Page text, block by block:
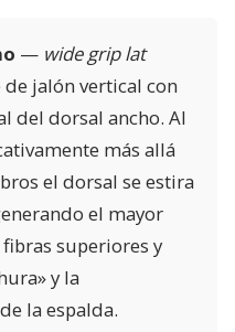
— wide grip lat
jalón vertical con
del dorsal ancho. Al
más allá
el dorsal se estira
el mayor
superiores y
y la
la espalda.